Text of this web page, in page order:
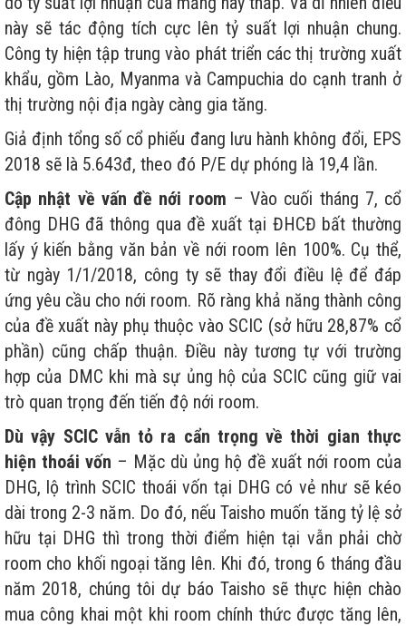
này sẽ tác động tích cực lên tỷ suất lợi nhuận chung.
Công ty hiện tập trung vào phát triển các thị trường xuất
khẩu, gồm Lào, Myanma và Campuchia do cạnh tranh ở
thị trường nội địa ngày càng gia tăng.
Giả định tổng số cổ phiếu đang lưu hành không đổi, EPS
2018 sẽ là 5.643đ, theo đó P/E dự phóng là 19,4 lần.
Cập nhật về vấn đề nới room – Vào cuối tháng 7, cổ
đông DHG đã thông qua đề xuất tại ĐHCĐ bất thường
lấy ý kiến bằng văn bản về nới room lên 100%. Cụ thể,
từ ngày 1/1/2018, công ty sẽ thay đổi điều lệ để đáp
ứng yêu cầu cho nới room. Rõ ràng khả năng thành công
của đề xuất này phụ thuộc vào SCIC (sở hữu 28,87% cổ
phần) cũng chấp thuận. Điều này tương tự với trường
hợp của DMC khi mà sự ủng hộ của SCIC cũng giữ vai
trò quan trọng đến tiến độ nới room.
Dù vậy SCIC vẫn tỏ ra cẩn trọng về thời gian thực
hiện thoái vốn – Mặc dù ủng hộ đề xuất nới room của
DHG, lộ trình SCIC thoái vốn tại DHG có vẻ như sẽ kéo
dài trong 2-3 năm. Do đó, nếu Taisho muốn tăng tỷ lệ sở
hữu tại DHG thì trong thời điểm hiện tại vẫn phải chờ
room cho khối ngoại tăng lên. Khi đó, trong 6 tháng đầu
năm 2018, chúng tôi dự báo Taisho sẽ thực hiện chào
mua công khai một khi room chính thức được tăng lên,